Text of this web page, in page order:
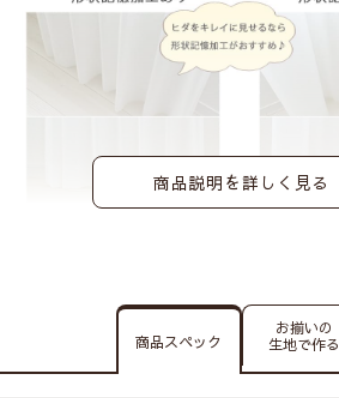
商品説明を詳しく見る
商品スペック
お揃いの
生地で作る